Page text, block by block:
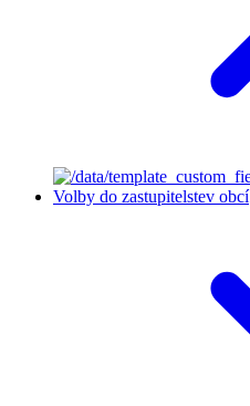
Volby do zastupitelstev obcí